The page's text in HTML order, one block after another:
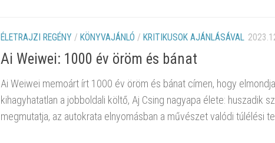
ÉLETRAJZI REGÉNY / KÖNYVAJÁNLÓ / KRITIKUSOK AJÁNLÁSÁVAL
Ai Weiwei: 1000 év öröm és bánat
Ai Weiwei memoárt írt 1000 év öröm és bánat címen, hogy
kihagyhatatlan a jobboldali költő, Aj Csing nagyapa élete: huszadik
megmutatja, az autokrata elnyomásban a művészet valódi túlélési